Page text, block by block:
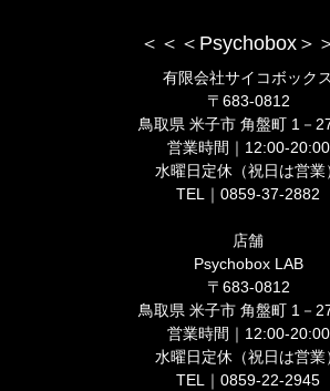
＜＜＜Psychobox＞
有限会社サイコボックス
〒683-0812
鳥取県 米子市 角盤町 1－
営業時間｜12:00-20:00
水曜日定休（祝日は営業
TEL｜0859-37-2882
店舗
Psychobox LAB
〒683-0812
鳥取県 米子市 角盤町 1－
営業時間｜12:00-20:00
水曜日定休（祝日は営業
TEL｜0859-22-2945